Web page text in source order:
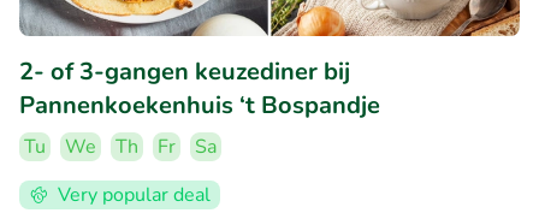
2- of 3-gangen keuzediner bij
Pannenkoekenhuis ‘t Bospandje
Tu We Th Fr
Sa
Very popular deal